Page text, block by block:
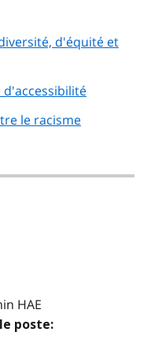
d'équité et
d'accessibilité
le racisme
HAE
poste: